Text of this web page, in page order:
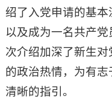
绍了入党申请的基
以及成为一名共产
次介绍加深了新生
的政治热情，为有
清晰的指引。